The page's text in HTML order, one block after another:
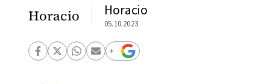
Horacio Horacio
05.10.2023